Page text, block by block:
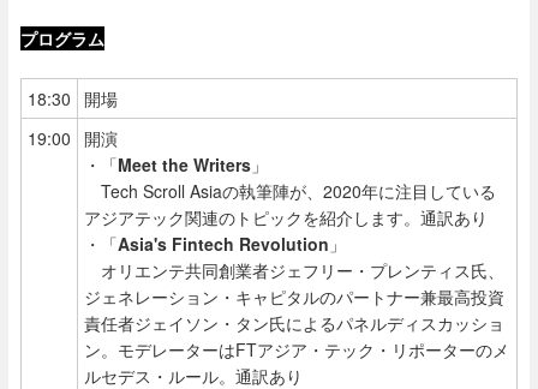
プログラム
18:30
開場
19:00
開演
・「Meet the Writers 」
Tech Scroll Asiaの執筆陣が、2020年に注目している
アジアテック関連のトピックを紹介します。通訳あり
・「Asia's Fintech Revolution 」
オリエンテ共同創業者ジェフリー・プレンティス氏、
ジェネレーション・キャピタルのパートナー兼最高投資
責任者ジェイソン・タン氏によるパネルディスカッショ
ン。モデレーターはFTアジア・テック・リポーターのメ
ルセデス・ルール。通訳あり